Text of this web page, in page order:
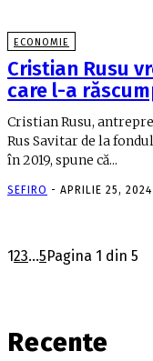
ECONOMIE
Cristian Rusu
care l-a
Cristian Rusu,
Rus Savitar de la
în 2019, spune că...
SEFIRO - APRILIE 25, 2024
123...5Pagina 1 din 5
Recente